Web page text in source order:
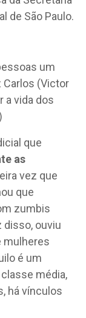
de São Paulo.
um
Carlos (Victor
a vida dos
que
as
vez que
que
zumbis
disso, ouviu
mulheres
é um
média,
há vínculos